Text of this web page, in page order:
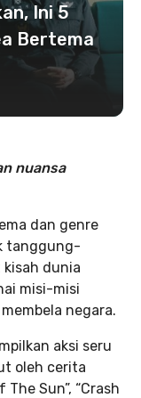
Ini 5
Bertema
nuansa
dan genre
tanggung-
dunia
misi-misi
negara.
aksi seru
oleh cerita
Sun”, “Crash